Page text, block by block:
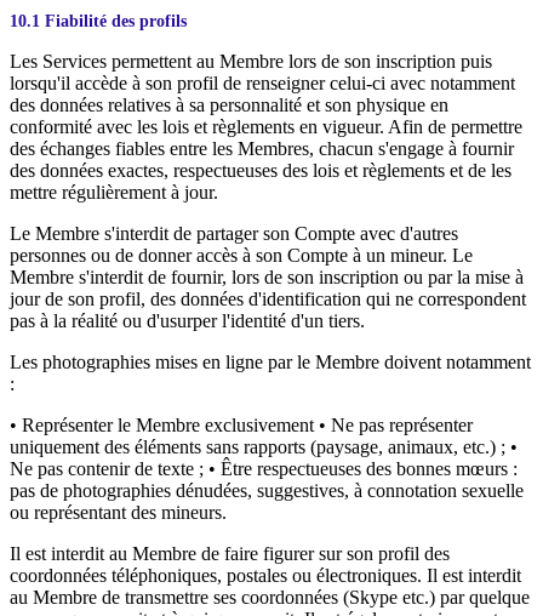
10.1 Fiabilité des profils
Les Services permettent au Membre lors de son inscription puis
lorsqu'il accède à son profil de renseigner celui-ci avec notamment
des données relatives à sa personnalité et son physique en
conformité avec les lois et règlements en vigueur. Afin de permettre
des échanges fiables entre les Membres, chacun s'engage à fournir
des données exactes, respectueuses des lois et règlements et de les
mettre régulièrement à jour.
Le Membre s'interdit de partager son Compte avec d'autres
personnes ou de donner accès à son Compte à un mineur. Le
Membre s'interdit de fournir, lors de son inscription ou par la mise à
jour de son profil, des données d'identification qui ne correspondent
pas à la réalité ou d'usurper l'identité d'un tiers.
Les photographies mises en ligne par le Membre doivent notamment
:
• Représenter le Membre exclusivement • Ne pas représenter
uniquement des éléments sans rapports (paysage, animaux, etc.) ; •
Ne pas contenir de texte ; • Être respectueuses des bonnes mœurs :
pas de photographies dénudées, suggestives, à connotation sexuelle
ou représentant des mineurs.
Il est interdit au Membre de faire figurer sur son profil des
coordonnées téléphoniques, postales ou électroniques. Il est interdit
au Membre de transmettre ses coordonnées (Skype etc.) par quelque